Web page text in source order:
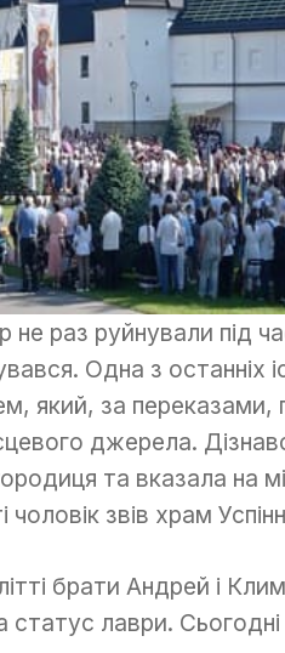
раз руйнували під
Одна з останніх
який, за переказами,
джерела.
та вказала на
чоловік звів храм
брати Андрей і
статус лаври.